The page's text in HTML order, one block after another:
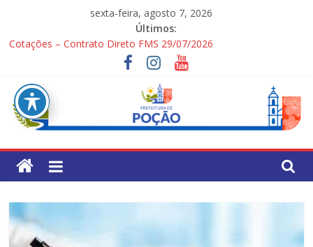
sexta-feira, agosto 7, 2026
Últimos:
Cotações – Contrato Direto FMS 29/07/2026
PONTOS TURÍSTICOS DE POÇÃO
Processo Seletivo Simplificado para Gestores Escolares da Rede
Municipal
1ª Festa dos Pais
Processo Seletivo Simplificado Secretaria de Saúde
Pref.
Mun.
de